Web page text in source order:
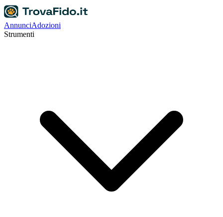
AnnunciAdozioni
Strumenti